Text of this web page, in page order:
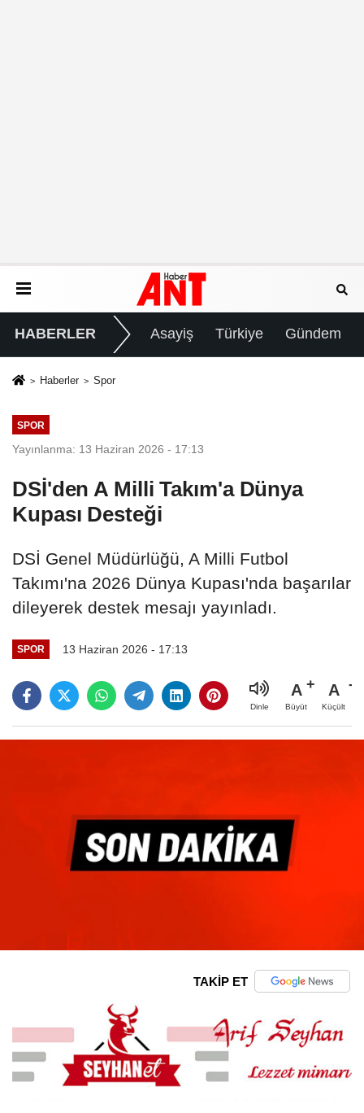
HABERLER Asayiş Türkiye Gündem
Haberler Spor
SPOR
Yayınlanma: 13 Haziran 2026 - 17:13
DSİ'den A Milli Takım'a Dünya
Kupası Desteği
DSİ Genel Müdürlüğü, A Milli Futbol
Takımı'na 2026 Dünya Kupası'nda başarılar
dileyerek destek mesajı yayınladı.
SPOR 13 Haziran 2026 - 17:13
Dinle
A
Büyüt
A
Küçült
TAKİP ET